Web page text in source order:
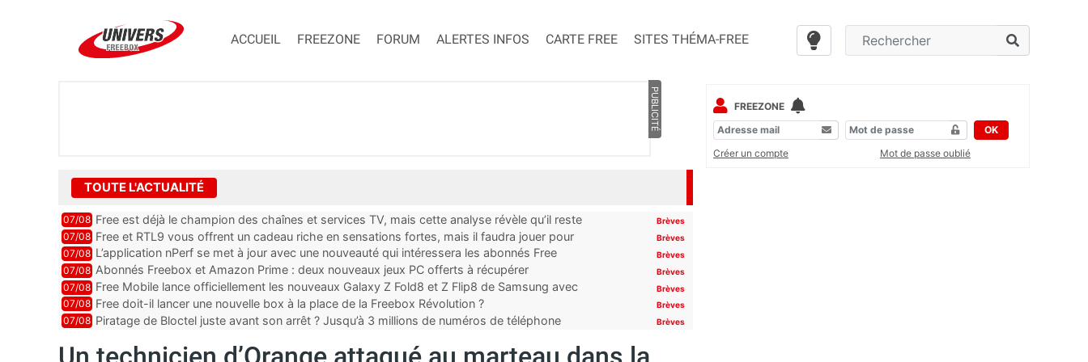
ACCUEIL FREEZONE FORUM ALERTES INFOS CARTE FREE SITES THÉMA-FREE
PUBLICITÉ
TOUTE L'ACTUALITÉ
07/08 Free est déjà le champion des chaînes et services TV, mais cette analyse révèle qu’il reste
encore au moin...
Brèves
07/08 Free et RTL9 vous offrent un cadeau riche en sensations fortes, mais il faudra jouer pour
l’obtenir
Brèves
07/08 L’application nPerf se met à jour avec une nouveauté qui intéressera les abonnés Free
Mobile, Orange, SFR ...
Brèves
07/08 Abonnés Freebox et Amazon Prime : deux nouveaux jeux PC offerts à récupérer Brèves
07/08 Free Mobile lance officiellement les nouveaux Galaxy Z Fold8 et Z Flip8 de Samsung avec
des promos et des cadeaux
Brèves
07/08 Free doit-il lancer une nouvelle box à la place de la Freebox Révolution ? Brèves
07/08 Piratage de Bloctel juste avant son arrêt ? Jusqu’à 3 millions de numéros de téléphone
Brèves
FREEZONE
OK
Créer un compte
Mot de passe oublié